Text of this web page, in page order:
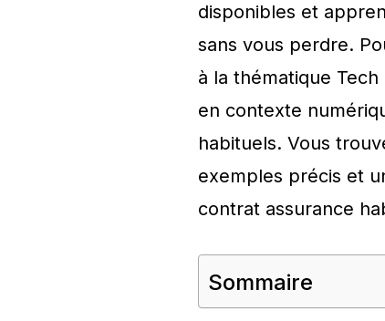
disponibles et
sans vous perdre.
à la thématique
en contexte
habituels. Vous
exemples précis et
contrat assurance
Sommaire